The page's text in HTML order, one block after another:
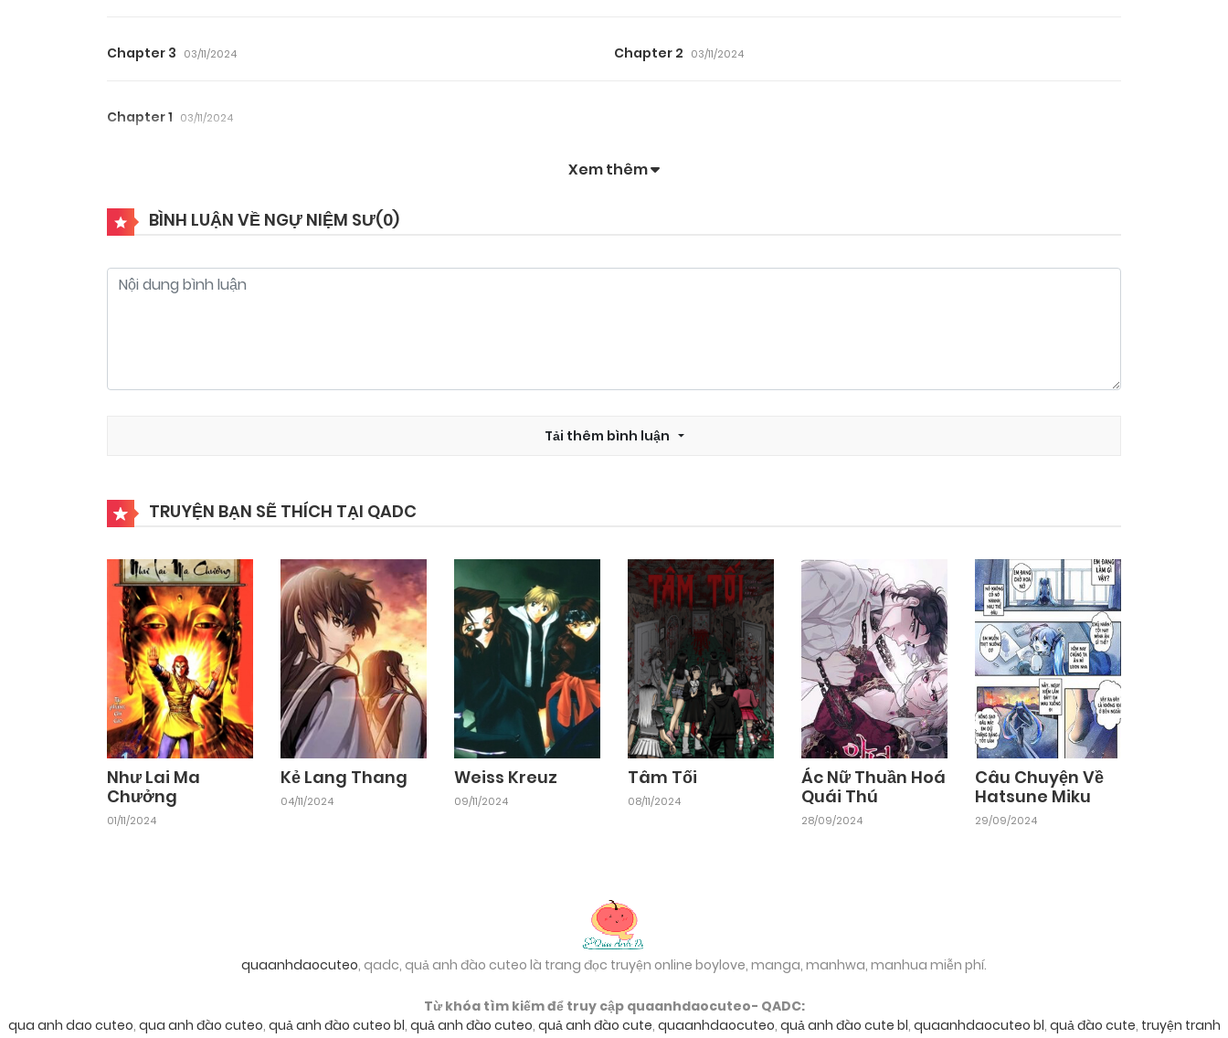
Chapter 3 03/11/2024 Chapter 2 03/11/2024
Chapter 1 03/11/2024
Xem thêm
BÌNH LUẬN VỀ NGỰ NIỆM SƯ(0)
Tải thêm bình luận
TRUYỆN BẠN SẼ THÍCH TẠI QADC
Như Lai Ma
Chưởng
01/11/2024
Kẻ Lang Thang
04/11/2024
Weiss Kreuz
09/11/2024
Tâm Tối
08/11/2024
Ác Nữ Thuần Hoá
Quái Thú
28/09/2024
Câu Chuyện Về
Hatsune Miku
29/09/2024
quaanhdaocuteo, qadc, quả anh đào cuteo là trang đọc truyện online boylove, manga, manhwa, manhua miễn phí.
Từ khóa tìm kiếm để truy cập quaanhdaocuteo- QADC:
qua anh dao cuteo, qua anh đào cuteo, quả anh đào cuteo bl, quả anh đào cuteo, quả anh đào cute, quaanhdaocuteo, quả anh đào cute bl, quaanhdaocuteo bl, quả đào cute, truyện tranh